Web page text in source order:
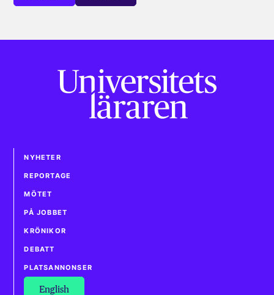
NYHETER
REPORTAGE
MÖTET
PÅ JOBBET
KRÖNIKOR
DEBATT
PLATSANNONSER
English